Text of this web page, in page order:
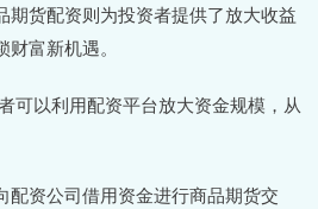
期货配资则为投资者提供了放大收益
富新机遇。
可以利用配资平台放大资金规模，从
配资公司借用资金进行商品期货交